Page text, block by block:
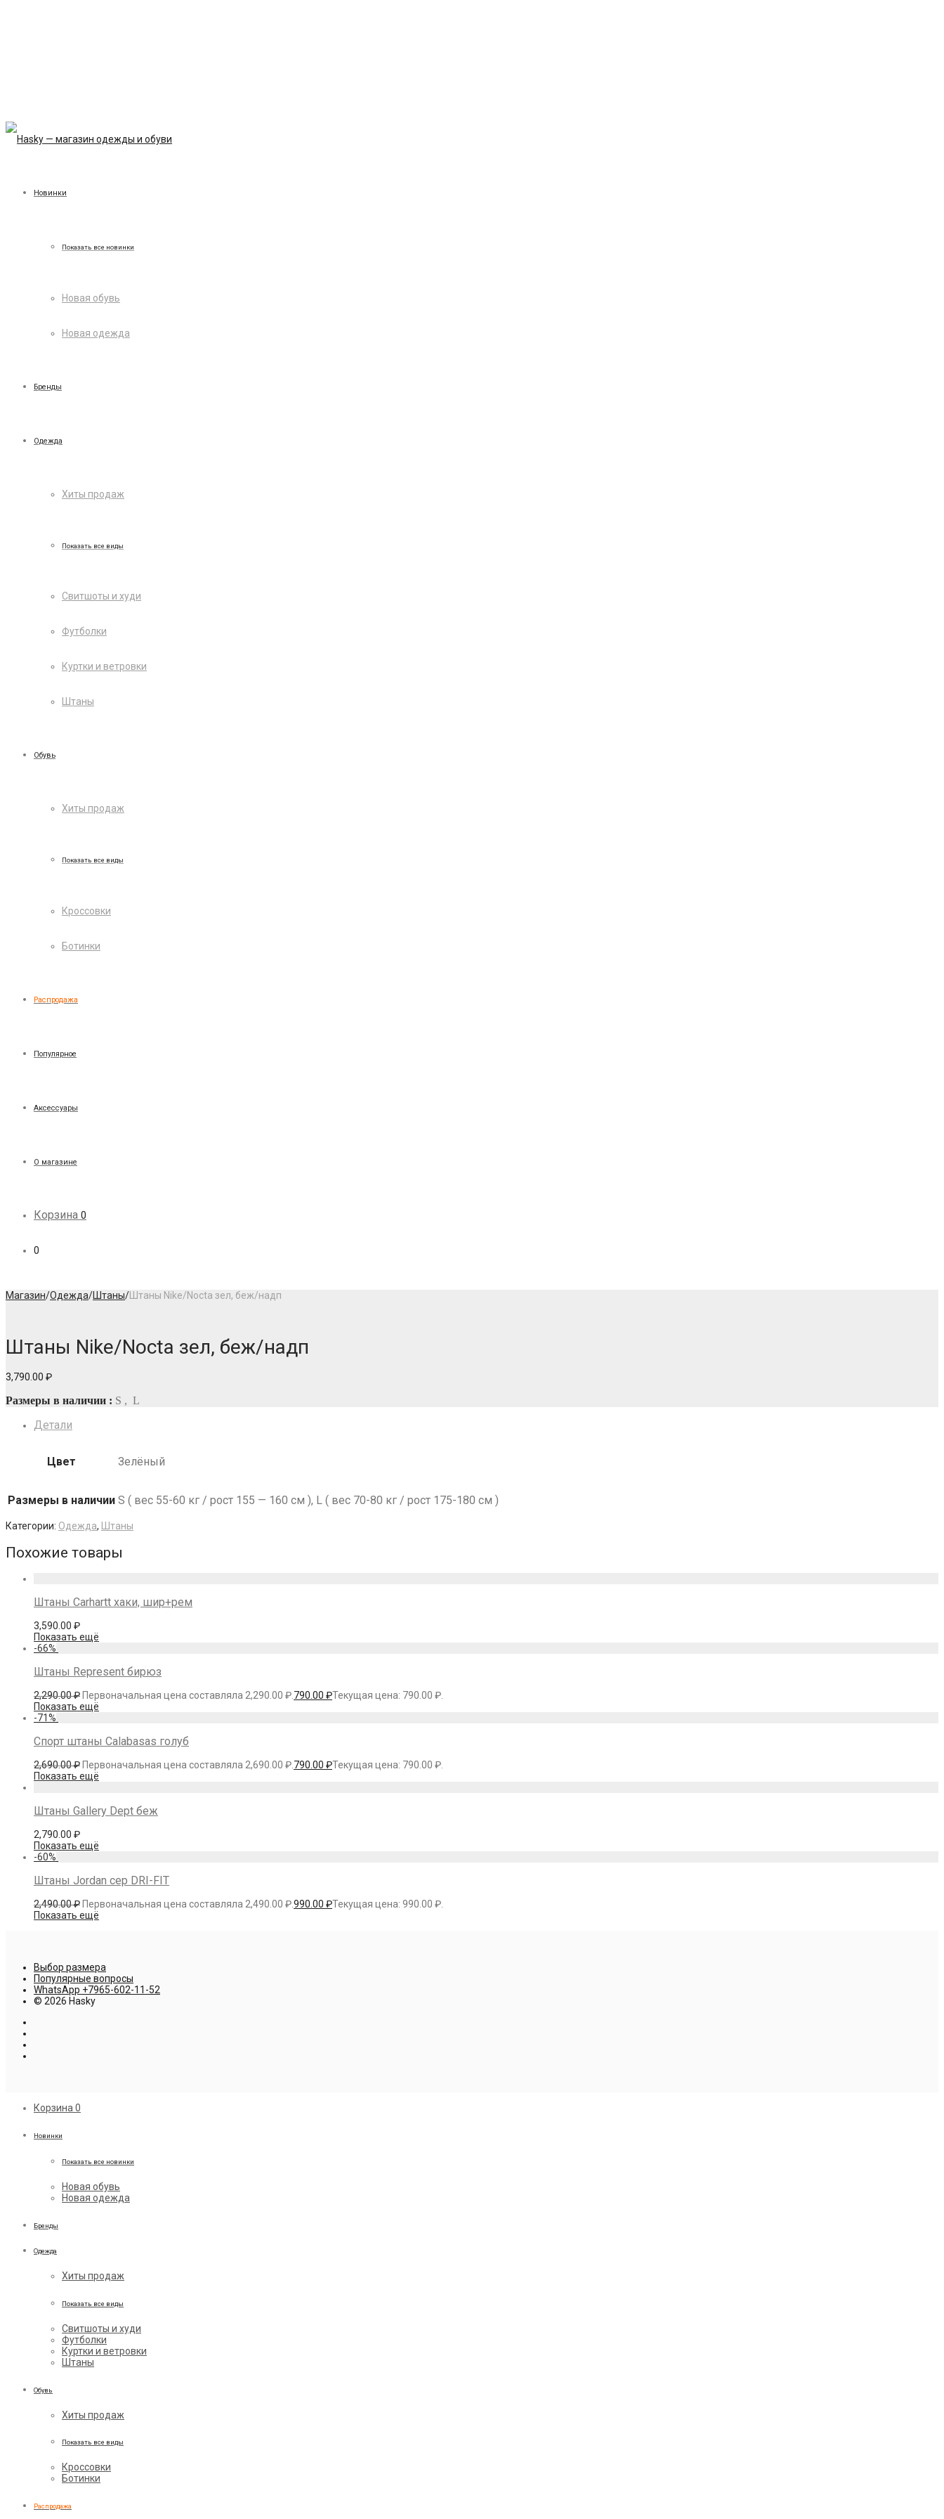
Новинки
Показать все новинки
Новая обувь
Новая одежда
Бренды
Одежда
Хиты продаж
Показать все виды
Свитшоты и худи
Футболки
Куртки и ветровки
Штаны
Обувь
Хиты продаж
Показать все виды
Кроссовки
Ботинки
Распродажа
Популярное
Аксессуары
О магазине
Корзина 0
0
Магазин/Одежда/Штаны/ Штаны Nike/Nocta зел, беж/надп
Штаны Nike/Nocta зел, беж/надп
3,790.00 ₽
Размеры в наличии : S , L
Детали
Цвет Зелёный
Размеры в наличии S ( вес 55-60 кг / рост 155 — 160 см ), L ( вес 70-80 кг / рост 175-180 см )
Категории: Одежда, Штаны
Похожие товары
Штаны Carhartt хаки, шир+рем
3,590.00 ₽
Показать ещё
-66%
Штаны Represent бирюз
2,290.00₽ Первоначальная цена составляла 2,290.00 ₽. 790.00 ₽Текущая цена: 790.00 ₽.
Показать ещё
-71%
Спорт штаны Calabasas голуб
2,690.00₽ Первоначальная цена составляла 2,690.00 ₽. 790.00 ₽Текущая цена: 790.00 ₽.
Показать ещё
Штаны Gallery Dept беж
2,790.00 ₽
Показать ещё
-60%
Штаны Jordan сер DRI-FIT
2,490.00₽ Первоначальная цена составляла 2,490.00 ₽.990.00 ₽Текущая цена: 990.00 ₽.
Показать ещё
Выбор размера
Популярные вопросы
WhatsApp +7965-602-11-52
© 2026 Hasky
Корзина 0
Новинки
Показать все новинки
Новая обувь
Новая одежда
Бренды
Одежда
Хиты продаж
Показать все виды
Свитшоты и худи
Футболки
Куртки и ветровки
Штаны
Обувь
Хиты продаж
Показать все виды
Кроссовки
Ботинки
Распродажа